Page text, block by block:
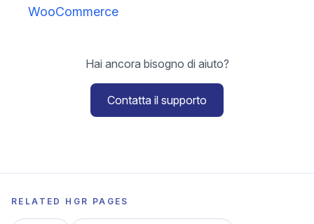
WooCommerce
Hai ancora bisogno di aiuto?
Contatta il supporto
RELATED HGR PAGES